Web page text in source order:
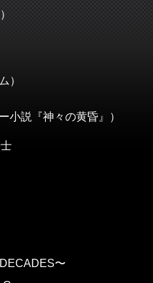
）
小説『神々の黄昏』）
〜